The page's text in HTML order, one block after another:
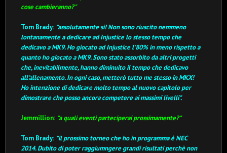
cose cambieranno?"
Tom Brady: "assolutamente si! Non sono riuscito nemmeno
lontanamente a dedicare ad Injustice lo stesso tempo che
dedicavo a MK9.Ho giocato ad Injustice l'80% in meno rispetto a
quanto ho giocato a MK9.Sono stato assorbito da altri progetti
che, inevitabilmente, hanno diminuito il tempo che dedicavo
all'allenamento.In ogni caso, metterò tutto me stesso in MKX!
Ho intenzione di dedicare molto tempo al nuovo capitolo per
dimostrare che posso ancora competere ai massimi livelli".
Jemmillion: "a quali eventi parteciperai prossimamente?"
Tom Brady: "il prossimo torneo che ho in programma è NEC
2014.Dubito di poter raggiumngere grandi risultati perchè non